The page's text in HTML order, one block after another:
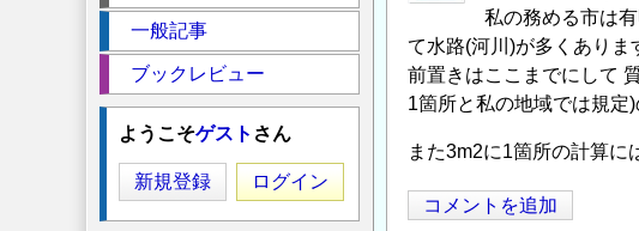
私の務める市は
て水路(河川)が多くありま
前置きはここまでにして
1箇所と私の地域では規定
また3m2に1箇所の計算に
コメントを追加
一般記事
ブックレビュー
ようこそゲスト さん
新規登録 ログイン